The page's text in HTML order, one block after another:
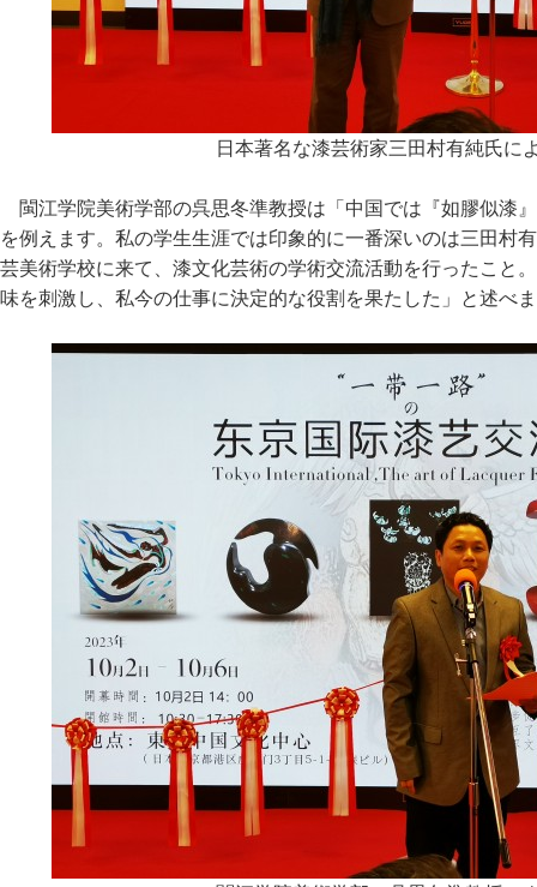
日本著名な漆芸術家三田村有純氏に
閩江学院美術学部の呉思冬準教授は「中国では『如膠似漆
を例えます。私の学生生涯では印象的に一番深いのは三田村
芸美術学校に来て、漆文化芸術の学術交流活動を行ったこと
味を刺激し、私今の仕事に決定的な役割を果たした」と述べ